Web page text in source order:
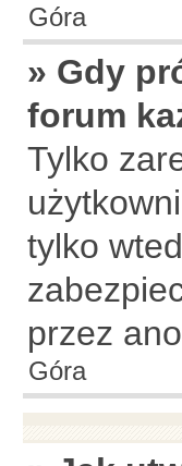
Góra
» Gdy
forum
Tylko
tylko
przez
Góra